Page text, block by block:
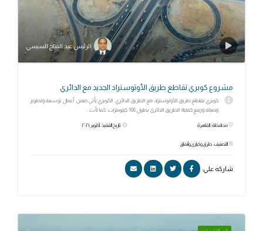
الرئيس عبد الفتاح السيسي
مشروع كوبري تقاطع طريق الأوتوستراد الجديد مع الدائري
كوبري تقاطع طريق الأوتوستراد مع الطريق الدائري. الكوبري يأتي ضمن أعمال توسعة وتطوير
وصيانة ورفع كفاءة الطريق الدائرى بطول 106 كيلومترات. كما تأت...
محافظة: القاهرة
التصنيف: طرق وكبارى وأنفاق
تاريخ التنفيذ: أكتوبر ٢٠٢١
شاركه علي: